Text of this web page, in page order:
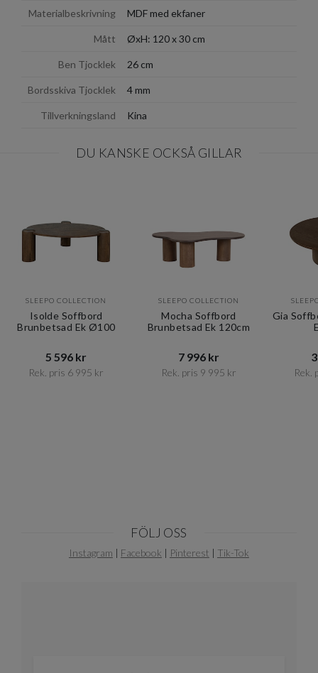
Materialbeskrivning MDF med ekfaner
Mått ØxH: 120 x 30 cm
Ben Tjocklek 26 cm
Bordsskiva Tjocklek 4 mm
Tillverkningsland Kina
DU KANSKE OCKSÅ GILLAR
SLEEPO COLLECTION
Isolde Soffbord
Brunbetsad Ek Ø100
5 596 kr​​
Rek. pris 6 995 kr​​
SLEEPO COLLECTION
Mocha Soffbord
Brunbetsad Ek 120cm
7 996 kr​​
Rek. pris 9 995 kr​​
Gia
Rek.
FÖLJ OSS
Instagram | Facebook | Pinterest | Tik-Tok